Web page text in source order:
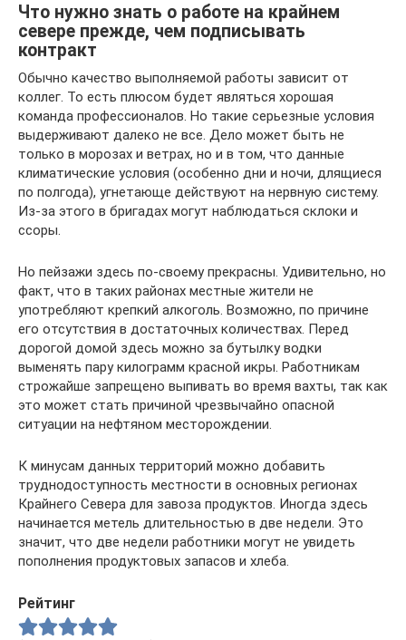
Что нужно знать о работе на крайнем
севере прежде, чем подписывать
контракт
Обычно качество выполняемой работы зависит от
коллег. То есть плюсом будет являться хорошая
команда профессионалов. Но такие серьезные условия
выдерживают далеко не все. Дело может быть не
только в морозах и ветрах, но и в том, что данные
климатические условия (особенно дни и ночи, длящиеся
по полгода), угнетающе действуют на нервную систему.
Из-за этого в бригадах могут наблюдаться склоки и
ссоры.
Но пейзажи здесь по-своему прекрасны. Удивительно, но
факт, что в таких районах местные жители не
употребляют крепкий алкоголь. Возможно, по причине
его отсутствия в достаточных количествах. Перед
дорогой домой здесь можно за бутылку водки
выменять пару килограмм красной икры. Работникам
строжайше запрещено выпивать во время вахты, так как
это может стать причиной чрезвычайно опасной
ситуации на нефтяном месторождении.
К минусам данных территорий можно добавить
труднодоступность местности в основных регионах
Крайнего Севера для завоза продуктов. Иногда здесь
начинается метель длительностью в две недели. Это
значит, что две недели работники могут не увидеть
пополнения продуктовых запасов и хлеба.
Рейтинг